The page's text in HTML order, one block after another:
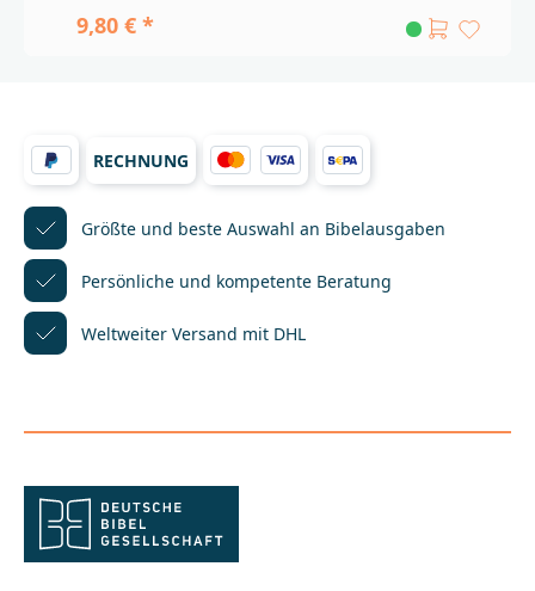
vollständigen Bibeltext mitsamt allen Verweisstellen
und Anmerkungen zum Text sowie die
ePUB-Ausgaben sind sowohl für spezielle eBook-
Reader als auch für eBook-Apps auf Mobilgeräten
wie dem iPad geeignet.Die Kindle Edition erhalten
Sie direkt bei Amazon.Wichtig: Für den Download des
Produkts benötigen Sie ein Kundenkonto. Der
Downloadlink wid dort automatisch
hinterlegt.________________________________________________
_____________Bei Fragen zur Produktsicherheit wenden
Sie sich bitte an:Deutsche BibelgesellschaftBalinger
Str. 31 A70567 Stuttgartproduktsicherheit@dbg.de
9,80 € *
RECHNUNG
Größte und beste Auswahl an Bibelausgaben
Persönliche und kompetente Beratung
Weltweiter Versand mit DHL